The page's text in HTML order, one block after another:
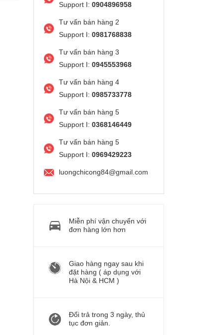
Support I: 0904896958
Tư vấn bán hàng 2
Support I: 0981768838
Tư vấn bán hàng 3
Support I: 0945553968
Tư vấn bán hàng 4
Support I: 0985733778
Tư vấn bán hàng 5
Support I: 0368146449
Tư vấn bán hàng 5
Support I: 0969429223
luongchicong84@gmail.com
Miễn phí vận chuyển với
đơn hàng lớn hơn
Giao hàng ngay sau khi
đặt hàng ( áp dụng với
Hà Nội & HCM )
Đổi trả trong 3 ngày, thủ
tục đơn giản.